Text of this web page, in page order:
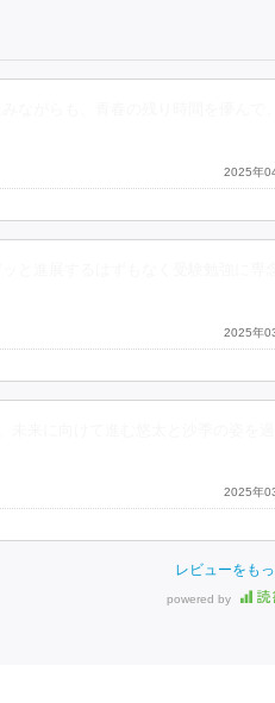
2025年
2025年
2025年
レビューをも
powered by